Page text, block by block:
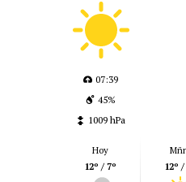
07:39
45%
1009 hPa
Hoy
12º / 7º
12º /